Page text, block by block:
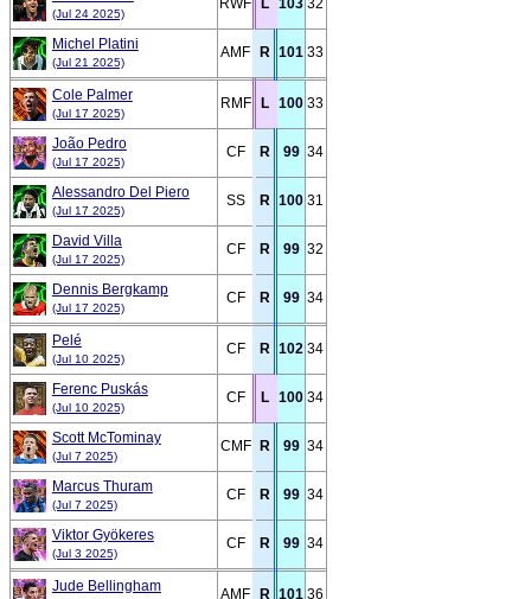
(Jul 24 2025)
RWF L 103 32
Michel Platini
(Jul 21 2025)
AMF R 101 33
Cole Palmer
(Jul 17 2025)
RMF L 100 33
João Pedro
(Jul 17 2025)
CF R 99 34
Alessandro Del Piero
(Jul 17 2025)
SS R 100 31
David Villa
(Jul 17 2025)
CF R 99 32
Dennis Bergkamp
(Jul 17 2025)
CF R 99 34
Pelé
(Jul 10 2025)
CF R 102 34
Ferenc Puskás
(Jul 10 2025)
CF L 100 34
Scott McTominay
(Jul 7 2025)
CMF R 99 34
Marcus Thuram
(Jul 7 2025)
CF R 99 34
Viktor Gyökeres
(Jul 3 2025)
CF R 99 34
Jude Bellingham AMF R 101 36